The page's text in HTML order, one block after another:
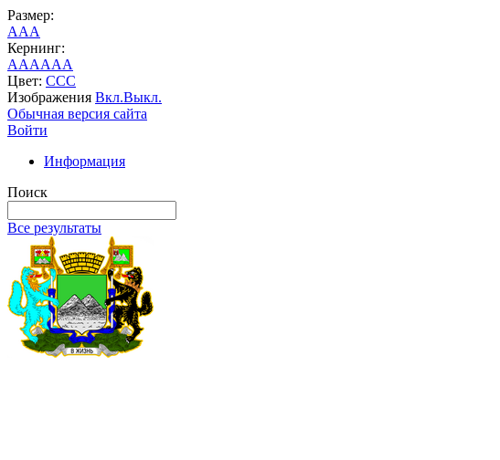
Размер:
AAA
Кернинг:
AAAAAA
Цвет: CCC
Изображения Вкл.Выкл.
Обычная версия сайта
Войти
Информация
Поиск
Все результаты